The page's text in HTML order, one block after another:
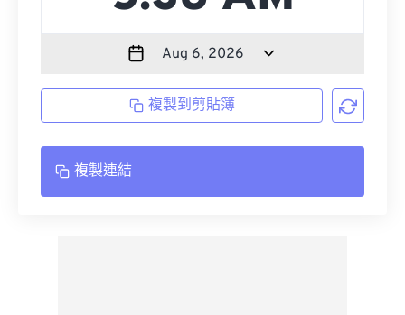
複製到剪貼簿
複製連結